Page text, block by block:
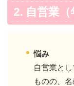
2. 自営業（
悩み
自営業と
ものの、